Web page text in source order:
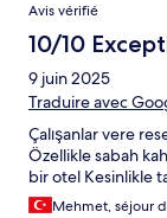
Avis vérifié
10/10
9 juin 2025
Traduire avec
Çalışanlar vere
Özellikle sabah
bir otel Kesinlikle
Mehmet, séjour